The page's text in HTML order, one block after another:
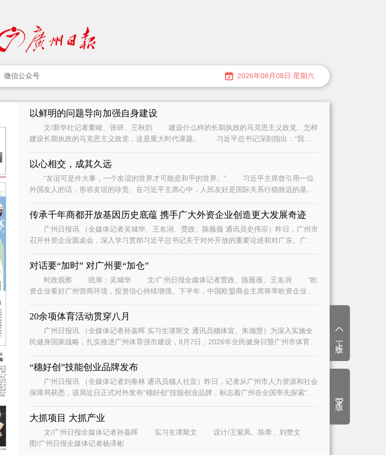
微信公众号 2026年08月08日 星期六
以鲜明的问题导向加强自身建设
文/新华社记者董峻、张研、王秋韵 建设什么样的长期执政的马克思主义政党、怎样
建设长期执政的马克思主义政党，这是重大时代课题。 习近平总书记深刻指出：“我们
以心相交，成其久远
“友谊可是件大事，一个友谊的世界才可能是和平的世界。” 习近平主席曾引用一位
外国友人的话，形容友谊的珍贵。在习近平主席心中，人民友好是国际关系行稳致远的基
传承千年商都开放基因历史底蕴 携手广大外资企业创造更大发展奇迹
广州日报讯 （全媒体记者吴城华、王名润、贾政、陈薇薇 通讯员史伟宗）昨日，广州市
召开外资企业圆桌会，深入学习贯彻习近平总书记关于对外开放的重要论述和对广东、广州
对话要“加时” 对广州要“加仓”
时政观察 统筹：吴城华 文/广州日报全媒体记者贾政、陈薇薇、王名润 “欧
资企业看好广州营商环境，投资信心持续增强。下半年，中国欧盟商会主席将率欧资企业代
20余项体育活动贯穿八月
广州日报讯 （全媒体记者孙嘉晖 实习生谭斯文 通讯员穗体宣、朱珈慧）为深入实施全
民健身国家战略，扎实推进广州体育强市建设，8月7日，2026年全民健身日暨广州市体育
“穗好创”技能创业品牌发布
广州日报讯 （全媒体记者刘春林 通讯员穗人社宣）昨日，记者从广州市人力资源和社会
保障局获悉，该局近日正式对外发布“穗好创”技能创业品牌，标志着广州在全国率先探索“技
大抓项目 大抓产业
文/广州日报全媒体记者孙嘉晖 实习生谭斯文 设计/王紫凤、陈希、刘赞文
图/广州日报全媒体记者杨泽彬